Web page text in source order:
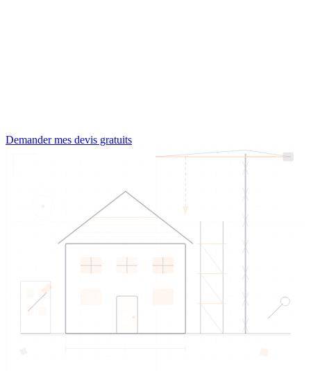
Demander mes devis gratuits